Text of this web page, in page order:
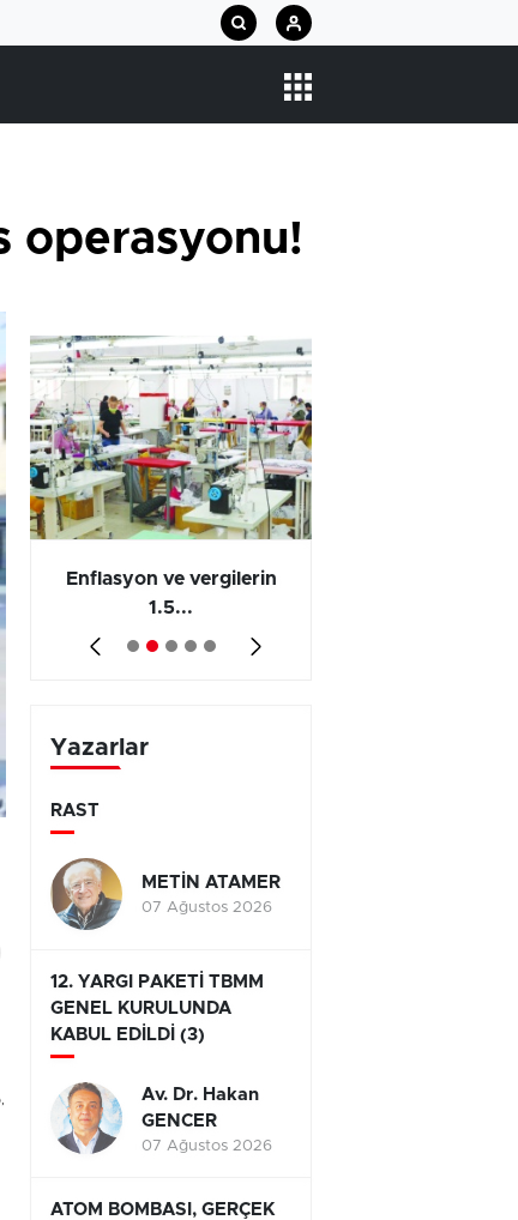
operasyonu!
Enflasyon ve vergilerin
1.5...
Yazarlar
RAST
METİN ATAMER
07 Ağustos 2026
12. YARGI PAKETİ TBMM
GENEL KURULUNDA
KABUL EDİLDİ (3)
Av. Dr. Hakan
GENCER
07 Ağustos 2026
ATOM BOMBASI, GERÇEK